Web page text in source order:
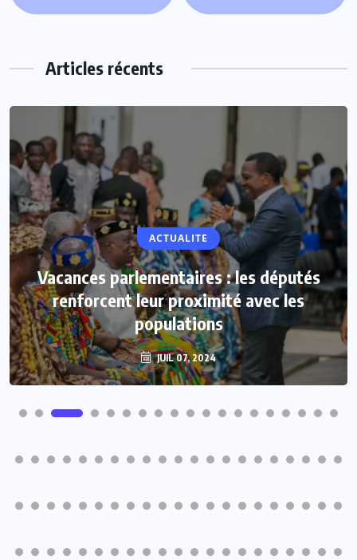
Articles récents
ACTUALITE
Vacances parlementaires : les députés
renforcent leur proximité avec les
populations
JUIL 07, 2024
NON CLASSÉ
Evala 2024 : « THE VOICE DJAMA », une
innovation de la SNB pour le plus grand
plaisir des artistes en herbe
JUIL 07, 2024